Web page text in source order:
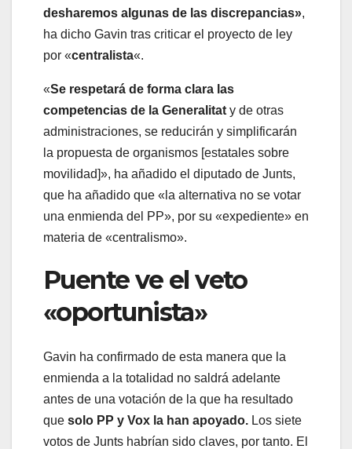
desharemos algunas de las discrepancias»,
ha dicho Gavin tras criticar el proyecto de ley
por «centralista«.
«Se respetará de forma clara las
competencias de la Generalitat y de otras
administraciones, se reducirán y simplificarán
la propuesta de organismos [estatales sobre
movilidad]», ha añadido el diputado de Junts,
que ha añadido que «la alternativa no se votar
una enmienda del PP», por su «expediente» en
materia de «centralismo».
Puente ve el veto
«oportunista»
Gavin ha confirmado de esta manera que la
enmienda a la totalidad no saldrá adelante
antes de una votación de la que ha resultado
que solo PP y Vox la han apoyado. Los siete
votos de Junts habrían sido claves, por tanto. El